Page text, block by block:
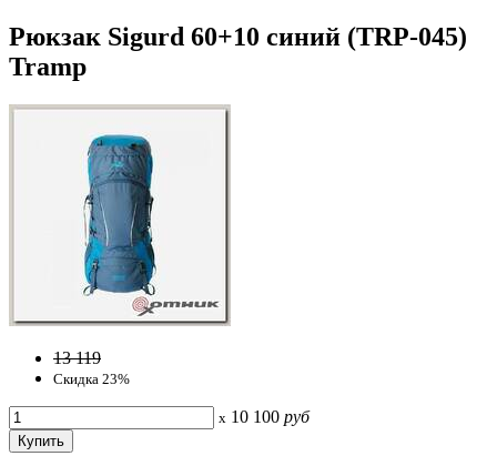
Рюкзак Sigurd 60+10 синий (TRP-045)
Tramp
13 119
Скидка 23%
x 10 100 руб